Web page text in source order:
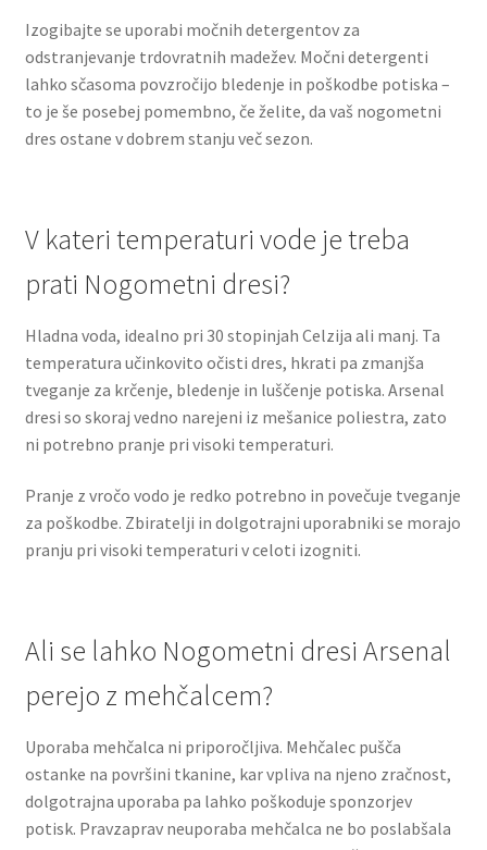
Izogibajte se uporabi močnih detergentov za
odstranjevanje trdovratnih madežev. Močni detergenti
lahko sčasoma povzročijo bledenje in poškodbe potiska –
to je še posebej pomembno, če želite, da vaš nogometni
dres ostane v dobrem stanju več sezon.
V kateri temperaturi vode je treba
prati Nogometni dresi?
Hladna voda, idealno pri 30 stopinjah Celzija ali manj. Ta
temperatura učinkovito očisti dres, hkrati pa zmanjša
tveganje za krčenje, bledenje in luščenje potiska. Arsenal
dresi so skoraj vedno narejeni iz mešanice poliestra, zato
ni potrebno pranje pri visoki temperaturi.
Pranje z vročo vodo je redko potrebno in povečuje tveganje
za poškodbe. Zbiratelji in dolgotrajni uporabniki se morajo
pranju pri visoki temperaturi v celoti izogniti.
Ali se lahko Nogometni dresi Arsenal
perejo z mehčalcem?
Uporaba mehčalca ni priporočljiva. Mehčalec pušča
ostanke na površini tkanine, kar vpliva na njeno zračnost,
dolgotrajna uporaba pa lahko poškoduje sponzorjev
potisk. Pravzaprav neuporaba mehčalca ne bo poslabšala